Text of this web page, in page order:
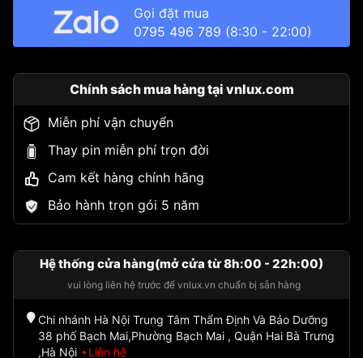
Gọi đặt mua
0795 496 789 (8:30 - 22:00)
Chính sách mua hàng tại vnlux.com
Miễn phí vận chuyển
Thay pin miễn phí trọn đời
Cam kết hàng chính hãng
Bảo hành trọn gói 5 năm
Hệ thống cửa hàng(mở cửa từ 8h:00 - 22h:00)
vui lòng liên hệ trước để vnlux.vn chuẩn bị sẵn hàng
Chi nhánh Hà Nội Trung Tâm Thẩm Định Và Bảo Dưỡng
38 phố Bạch Mai,Phường Bạch Mai , Quận Hai Bà Trưng
,Hà Nội
Liên hệ